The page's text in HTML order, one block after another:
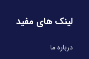
لینک های مفید
درباره ما